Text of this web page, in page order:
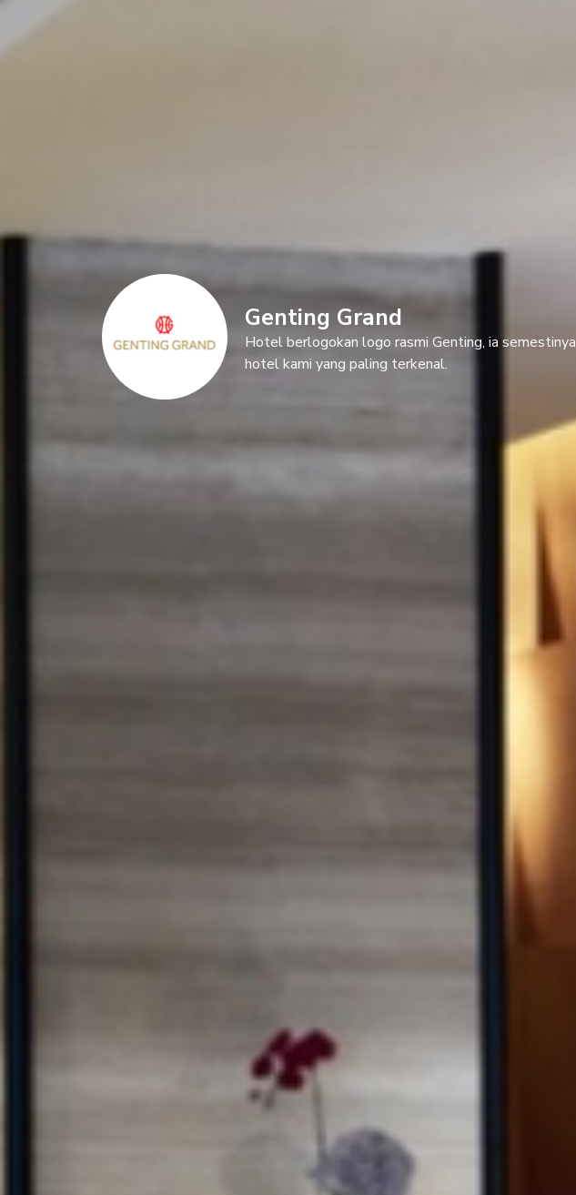
Genting Grand
Hotel berlogokan logo rasmi Genting, ia semestinya
hotel kami yang paling terkenal.